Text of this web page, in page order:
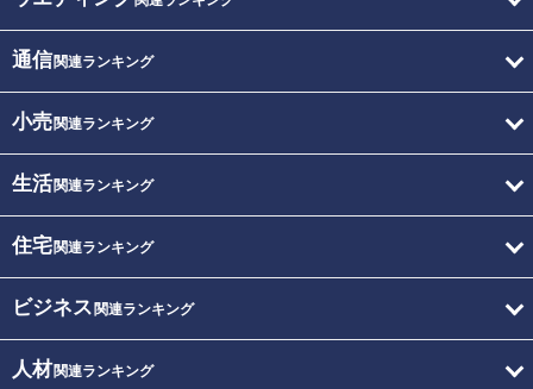
通信関連ランキング
小売関連ランキング
生活関連ランキング
住宅関連ランキング
ビジネス 関連ランキング
人材関連ランキング